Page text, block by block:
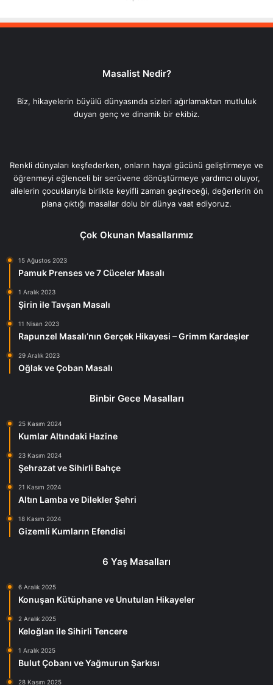
Masalist Nedir?
Biz, hikayelerin büyülü dünyasında sizleri ağırlamaktan mutluluk
duyan genç ve dinamik bir ekibiz.
Renkli dünyaları keşfederken, onların hayal gücünü geliştirmeye ve
öğrenmeyi eğlenceli bir serüvene dönüştürmeye yardımcı oluyor,
ailelerin çocuklarıyla birlikte keyifli zaman geçireceği, değerlerin ön
plana çıktığı masallar dolu bir dünya vaat ediyoruz.
Çok Okunan Masallarımız
15 Ağustos 2023
Pamuk Prenses ve 7 Cüceler Masalı
1 Aralık 2023
Şirin ile Tavşan Masalı
11 Nisan 2023
Rapunzel Masalı’nın Gerçek Hikayesi – Grimm Kardeşler
29 Aralık 2023
Oğlak ve Çoban Masalı
Binbir Gece Masalları
25 Kasım 2024
Kumlar Altındaki Hazine
23 Kasım 2024
Şehrazat ve Sihirli Bahçe
21 Kasım 2024
Altın Lamba ve Dilekler Şehri
18 Kasım 2024
Gizemli Kumların Efendisi
6 Yaş Masalları
6 Aralık 2025
Konuşan Kütüphane ve Unutulan Hikayeler
2 Aralık 2025
Keloğlan ile Sihirli Tencere
1 Aralık 2025
Bulut Çobanı ve Yağmurun Şarkısı
28 Kasım 2025